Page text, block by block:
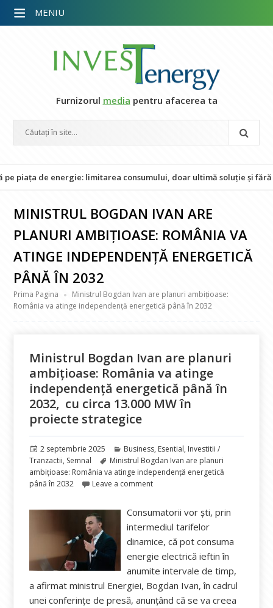
Furnizorul media pentru afacerea ta
de energie: limitarea consumului, doar ultimă soluție și fără
MINISTRUL BOGDAN IVAN ARE
PLANURI AMBIȚIOASE: ROMÂNIA VA
ATINGE INDEPENDENȚĂ ENERGETICĂ
PÂNĂ ÎN 2032
Prima Pagina
Ministrul Bogdan Ivan are planuri ambițioase:
România va atinge independență energetică până în 2032
Ministrul Bogdan Ivan are planuri
ambițioase: România va atinge
independență energetică până în
2032, cu circa 13.000 MW în
proiecte strategice
Publicat
pe
2 septembrie 2025 Categorii
Business, Esential, Investitii /
Tranzactii, Semnal Etichete
Ministrul Bogdan Ivan are planuri
ambițioase: România va atinge independență energetică
până în 2032
Leave a comment
Consumatorii vor ști, prin
intermediul tarifelor
dinamice, că pot consuma
energie electrică ieftin în
anumite intervale de timp,
a afirmat ministrul Energiei, Bogdan Ivan, în cadrul
unei conferințe de presă, anunțând că se va creea
MENIU